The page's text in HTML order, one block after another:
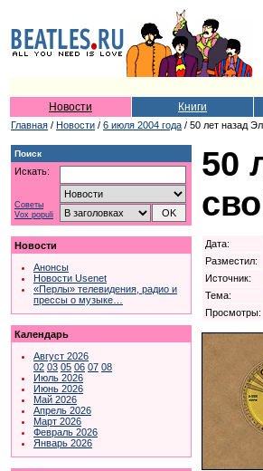
Новости Книги
Главная / Новости / 6 июля 2004 года / 50 лет назад
Поиск
Искать:
Советы
Vox populi
Новости
Анонсы
Новости Usenet
«Перлы» телевидения, радио и
прессы о музыке…
Календарь
Август 2026
02 03 05 06 07 08
Июль 2026
Июнь 2026
Май 2026
Апрель 2026
Март 2026
Февраль 2026
Январь 2026
50
Дата:
Разместил:
Источник:
Тема:
Просмотры: